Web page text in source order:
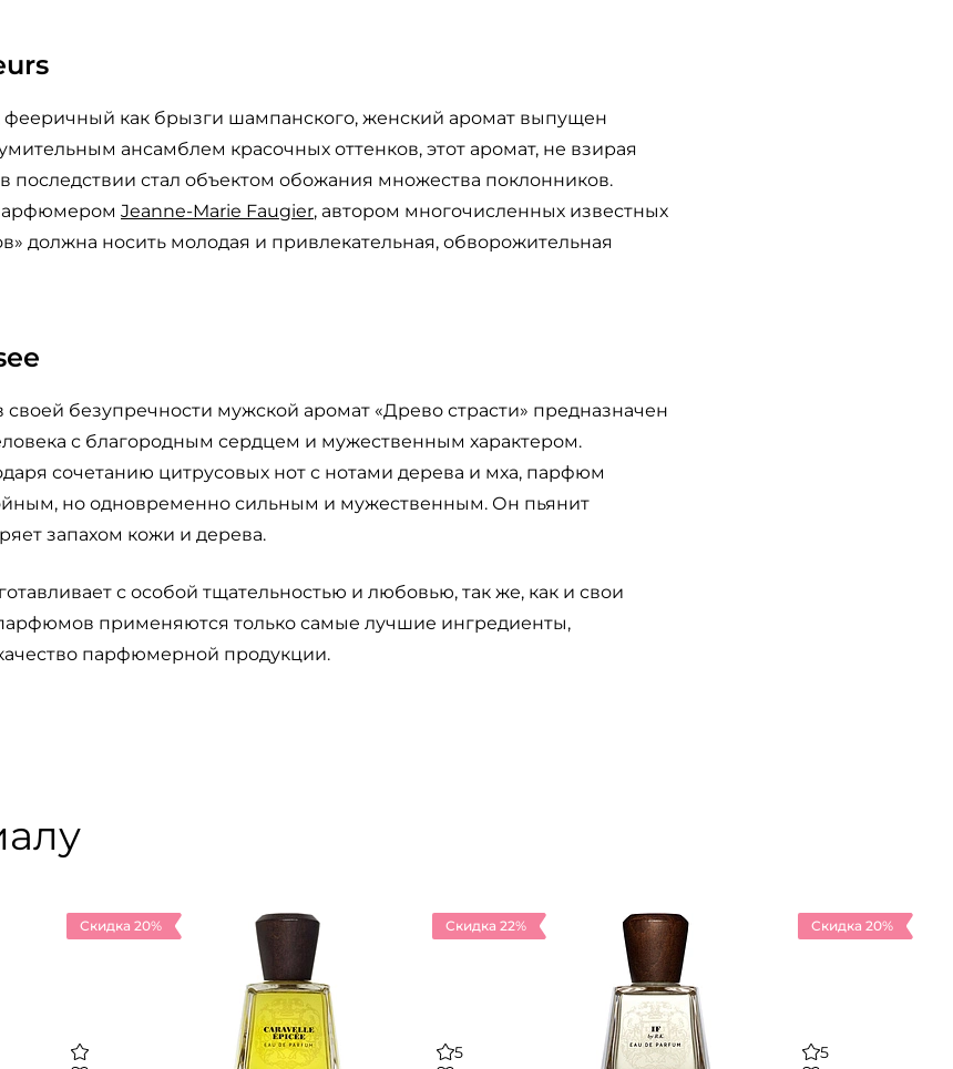
как брызги шампанского, женский аромат выпущен
ансамблем красочных оттенков, этот аромат, не взирая
последствии стал объектом обожания множества поклонников.
Jeanne-Marie Faugier, автором многочисленных известных
должна носить молодая и привлекательная, обворожительная
безупречности мужской аромат «Древо страсти» предназначен
с благородным сердцем и мужественным характером.
сочетанию цитрусовых нот с нотами дерева и мха, парфюм
но одновременно сильным и мужественным. Он пьянит
запахом кожи и дерева.
с особой тщательностью и любовью, так же, как и свои
применяются только самые лучшие ингредиенты,
парфюмерной продукции.
Скидка 20% Скидка 22%
5
Скидка 20%
5